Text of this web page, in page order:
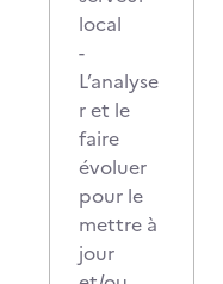
local
-
L’analyse
r et le
faire
évoluer
pour le
mettre à
jour